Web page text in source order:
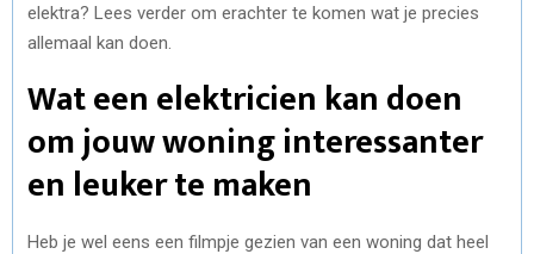
elektra? Lees verder om erachter te komen wat je precies
allemaal kan doen.
Wat een elektricien kan doen
om jouw woning interessanter
en leuker te maken
Heb je wel eens een filmpje gezien van een woning dat heel